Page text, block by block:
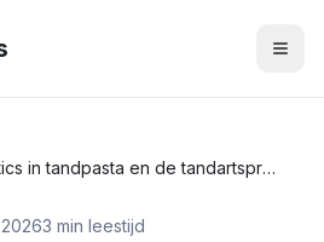
Microplastics in tandpasta en de tandartspraktijk: wat u moet weten over het EU-verbod
3 min leestijd